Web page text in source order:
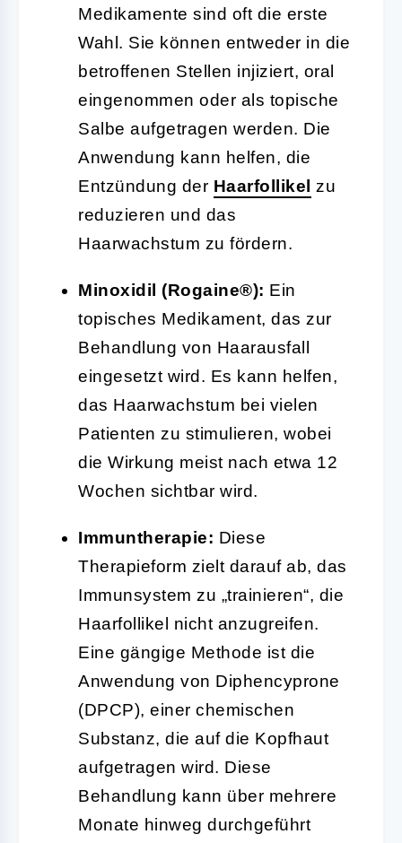
Medikamente sind oft die erste
Wahl. Sie können entweder in die
betroffenen Stellen injiziert, oral
eingenommen oder als topische
Salbe aufgetragen werden. Die
Anwendung kann helfen, die
Entzündung der Haarfollikel zu
reduzieren und das
Haarwachstum zu fördern.
Minoxidil (Rogaine®): Ein
topisches Medikament, das zur
Behandlung von Haarausfall
eingesetzt wird. Es kann helfen,
das Haarwachstum bei vielen
Patienten zu stimulieren, wobei
die Wirkung meist nach etwa 12
Wochen sichtbar wird.
Immuntherapie: Diese
Therapieform zielt darauf ab, das
Immunsystem zu „trainieren“, die
Haarfollikel nicht anzugreifen.
Eine gängige Methode ist die
Anwendung von Diphencyprone
(DPCP), einer chemischen
Substanz, die auf die Kopfhaut
aufgetragen wird. Diese
Behandlung kann über mehrere
Monate hinweg durchgeführt